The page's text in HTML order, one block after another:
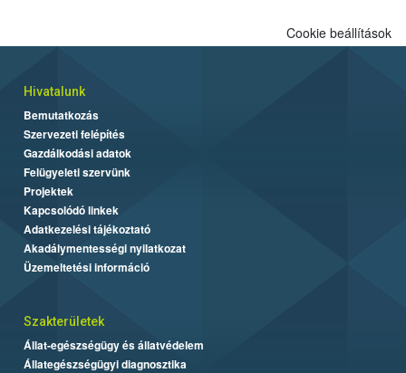
Cookie beállítások
Hivatalunk
Bemutatkozás
Szervezeti felépítés
Gazdálkodási adatok
Felügyeleti szervünk
Projektek
Kapcsolódó linkek
Adatkezelési tájékoztató
Akadálymentességi nyilatkozat
Üzemeltetési információ
Szakterületek
Állat-egészségügy és állatvédelem
Állategészségügyi diagnosztika